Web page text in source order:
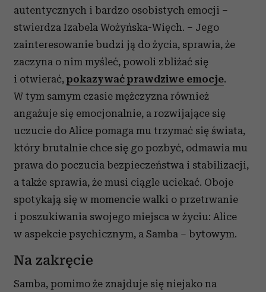
autentycznych i bardzo osobistych emocji –
stwierdza Izabela Wożyńska-Więch. – Jego
zainteresowanie budzi ją do życia, sprawia, że
zaczyna o nim myśleć, powoli zbliżać się
i otwierać, pokazywać prawdziwe emocje.
W tym samym czasie mężczyzna również
angażuje się emocjonalnie, a rozwijające się
uczucie do Alice pomaga mu trzymać się świata,
który brutalnie chce się go pozbyć, odmawia mu
prawa do poczucia bezpieczeństwa i stabilizacji,
a także sprawia, że musi ciągle uciekać. Oboje
spotykają się w momencie walki o przetrwanie
i poszukiwania swojego miejsca w życiu: Alice
w aspekcie psychicznym, a Samba – bytowym.
Na zakręcie
Samba, pomimo że znajduje się niejako na